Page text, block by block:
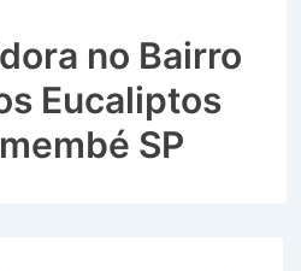
no Bairro
Eucaliptos
SP